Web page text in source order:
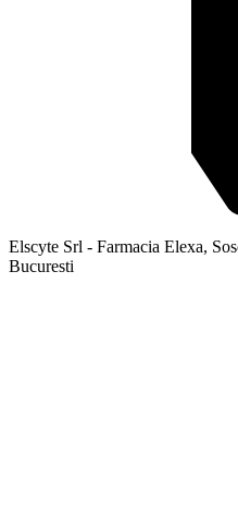
Elscyte Srl - Farmacia Elexa,
Bucuresti